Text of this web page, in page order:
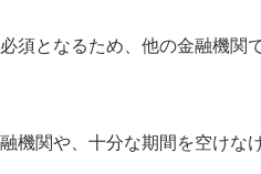
須となるため、他の金融機関
機関や、十分な期間を空けな